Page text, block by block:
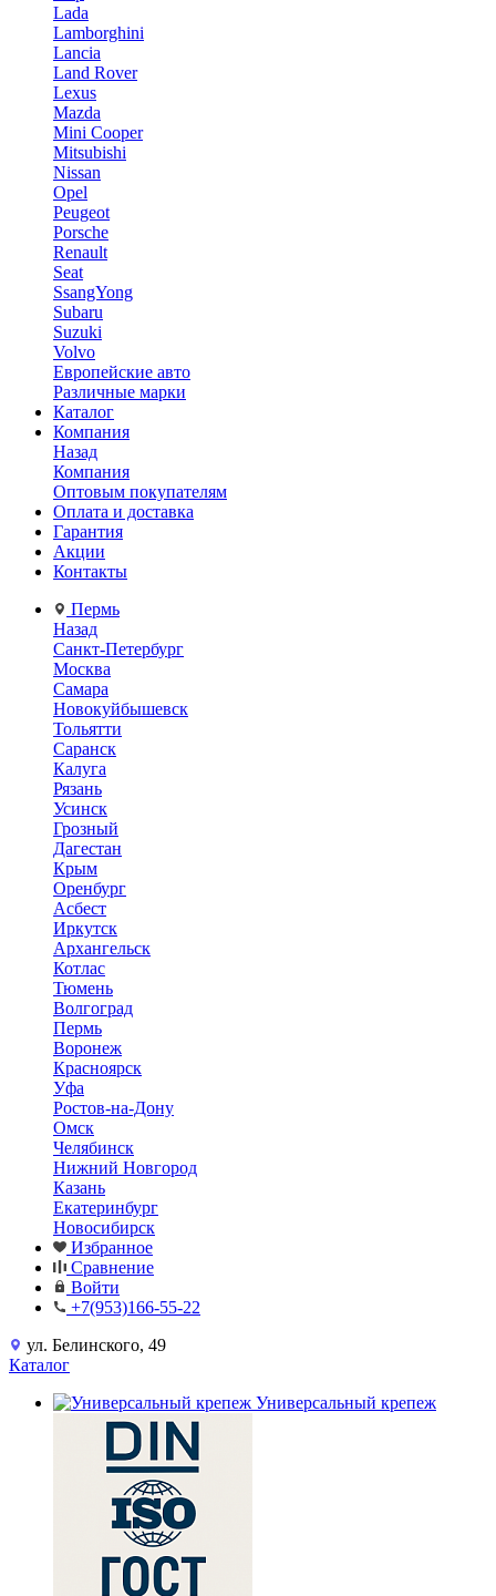
Lada
Lamborghini
Lancia
Land Rover
Lexus
Mazda
Mini Cooper
Mitsubishi
Nissan
Opel
Peugeot
Porsche
Renault
Seat
SsangYong
Subaru
Suzuki
Volvo
Европейские авто
Различные марки
Каталог
Компания
Назад
Компания
Оптовым покупателям
Оплата и доставка
Гарантия
Акции
Контакты
Пермь
Назад
Санкт-Петербург
Москва
Самара
Новокуйбышевск
Тольятти
Саранск
Калуга
Рязань
Усинск
Грозный
Дагестан
Крым
Оренбург
Асбест
Иркутск
Архангельск
Котлас
Тюмень
Волгоград
Пермь
Воронеж
Красноярск
Уфа
Ростов-на-Дону
Омск
Челябинск
Нижний Новгород
Казань
Екатеринбург
Новосибирск
Избранное
Сравнение
Войти
+7(953)166-55-22
ул. Белинского, 49
Каталог
Универсальный крепеж